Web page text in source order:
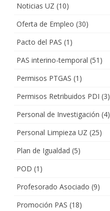
Noticias UZ (10)
Oferta de Empleo (30)
Pacto del PAS (1)
PAS interino-temporal (51)
Permisos PTGAS (1)
Permisos Retribuidos PDI (3)
Personal de Investigación (4)
Personal Limpieza UZ (25)
Plan de Igualdad (5)
POD (1)
Profesorado Asociado (9)
Promoción PAS (18)